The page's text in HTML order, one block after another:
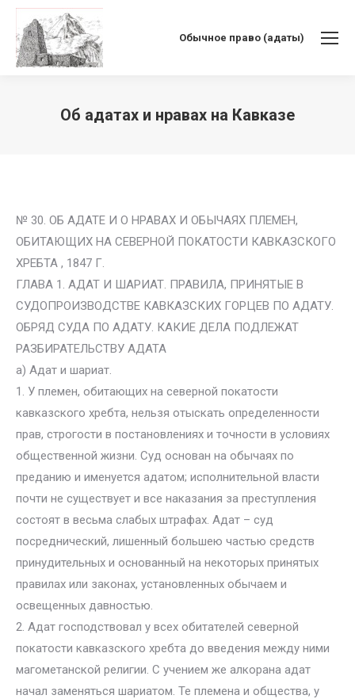
Обычное право (адаты)
Об адатах и нравах на Кавказе
№ 30. ОБ АДАТЕ И О НРАВАХ И ОБЫЧАЯХ ПЛЕМЕН,
ОБИТАЮЩИХ НА СЕВЕРНОЙ ПОКАТОСТИ КАВКАЗСКОГО
ХРЕБТА , 1847 Г.
ГЛАВА 1. АДАТ И ШАРИАТ. ПРАВИЛА, ПРИНЯТЫЕ В
СУДОПРОИЗВОДСТВЕ КАВКАЗСКИХ ГОРЦЕВ ПО АДАТУ.
ОБРЯД СУДА ПО АДАТУ. КАКИЕ ДЕЛА ПОДЛЕЖАТ
РАЗБИРАТЕЛЬСТВУ АДАТА
а) Адат и шариат.
1. У племен, обитающих на северной покатости
кавказского хребта, нельзя отыскать определенности
прав, строгости в постановлениях и точности в условиях
общественной жизни. Суд основан на обычаях по
преданию и именуется адатом; исполнительной власти
почти не существует и все наказания за преступления
состоят в весьма слабых штрафах. Адат – суд
посреднический, лишенный большею частью средств
принудительных и основанный на некоторых принятых
правилах или законах, установленных обычаем и
освещенных давностью.
2. Адат господствовал у всех обитателей северной
покатости кавказского хребта до введения между ними
магометанской религии. С учением же алкорана адат
начал заменяться шариатом. Те племена и общества, у